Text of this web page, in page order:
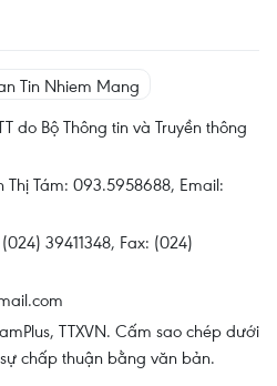
do Bộ Thông tin và Truyền thông
Thị Tám: 093.5958688, Email:
39411348, Fax: (024)
TTXVN. Cấm sao chép dưới
chấp thuận bằng văn bản.